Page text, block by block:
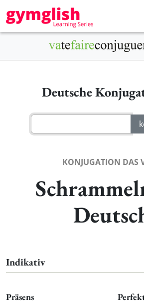
Deutsche
KONJUGATION DAS
Indikativ
Präsens